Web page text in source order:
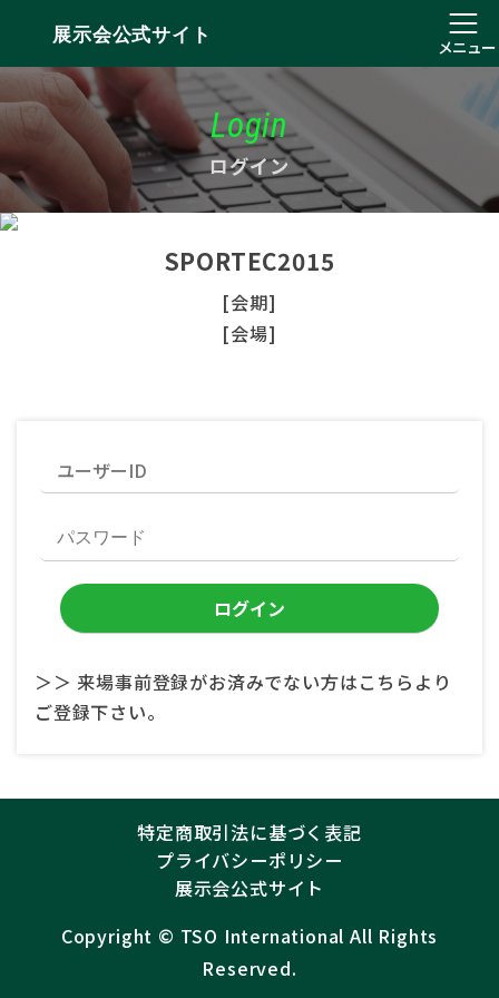
展示会公式サイト
メニュー
Login
ログイン
SPORTEC2015
[会期]
[会場]
＞＞ 来場事前登録がお済みでない方はこちらより
ご登録下さい。
特定商取引法に基づく表記
プライバシーポリシー
展示会公式サイト
Copyright ©︎ TSO International All Rights
Reserved.